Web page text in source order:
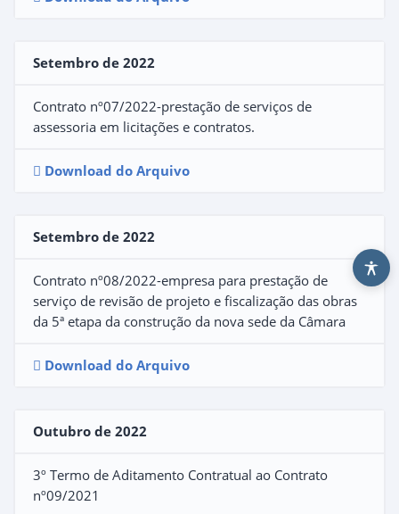
Setembro de 2022
Contrato nº07/2022-prestação de serviços de
assessoria em licitações e contratos.
Download do Arquivo
Setembro de 2022
Contrato nº08/2022-empresa para prestação de
serviço de revisão de projeto e fiscalização das obras
da 5ª etapa da construção da nova sede da Câmara
Download do Arquivo
Outubro de 2022
3º Termo de Aditamento Contratual ao Contrato
nº09/2021